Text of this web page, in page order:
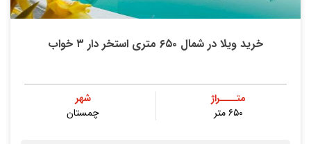
خرید ویلا در شمال ۶۵۰ متری استخر دار ۳ خواب
متــــراژ
۶۵۰ متر
شهر
چمستان